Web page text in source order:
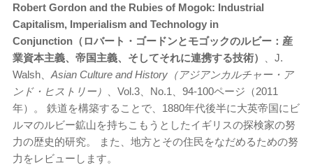
Robert Gordon and the Rubies of Mogok: Industrial
Capitalism, Imperialism and Technology in
Conjunction（ロバート・ゴードンとモゴックのルビー：産
業資本主義、帝国主義、そしてそれに連携する技術）
、J.
Walsh、 Asian Culture and History（アジアンカルチャー・ア
ンド・ヒストリー）
、Vol.3、No.1、94-100ページ（2011
年）。 鉄道を構築することで、1880年代後半に大英帝国にビ
ルマのルビー鉱山を持ちこもうとしたイギリスの探検家の努
力の歴史的研究。 また、地方とその住民をなだめるための努
力をレビューします。